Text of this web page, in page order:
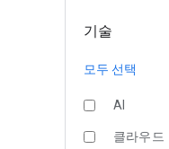
기술
모두 선택
AI
클라우드